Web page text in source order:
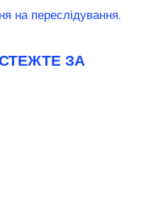
на переслідування.
ЗА